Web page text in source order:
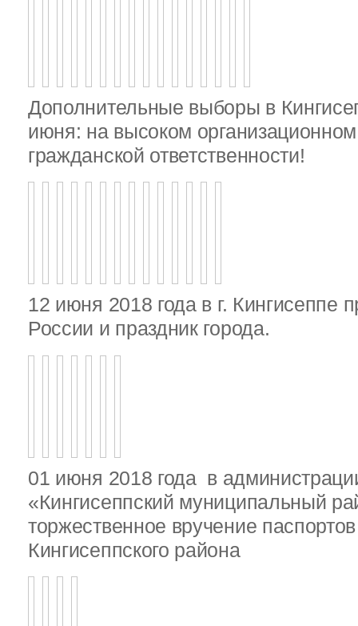
Дополнительные выборы в
июня: на высоком
гражданской ответственности!
12 июня 2018 года в г. Кингисеппе
России и праздник города.
01 июня 2018 года в
«Кингисеппский муниципальный
торжественное вручение
Кингисеппского района